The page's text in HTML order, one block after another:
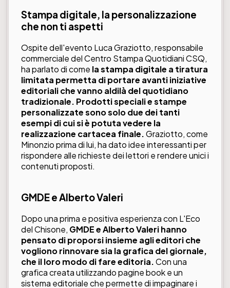
Stampa digitale, la personalizzazione
che non ti aspetti
Ospite dell'evento Luca Graziotto, responsabile
commerciale delCentro Stampa Quotidiani CSQ,
ha parlato di come la stampa digitale a tiratura
limitata permetta di portare avanti iniziative
editoriali che vanno aldilà del quotidiano
tradizionale. Prodotti speciali e stampe
personalizzate sono solo due dei tanti
esempi di cui si è potuta vedere la
realizzazione cartacea finale.Graziotto, come
Minonzio prima di lui, ha dato idee interessanti per
rispondere alle richieste dei lettori e rendere unici i
contenuti proposti.
GMDE eAlberto Valeri
Dopo una prima e positiva esperienza con L'Eco
del Chisone, GMDE e Alberto Valeri hanno
pensato di proporsi insieme agli editori che
vogliono rinnovare sia la grafica del giornale,
che il loro modo di fare editoria.Con una
grafica creata utilizzando pagine book e un
sistema editoriale che permette di impaginare i